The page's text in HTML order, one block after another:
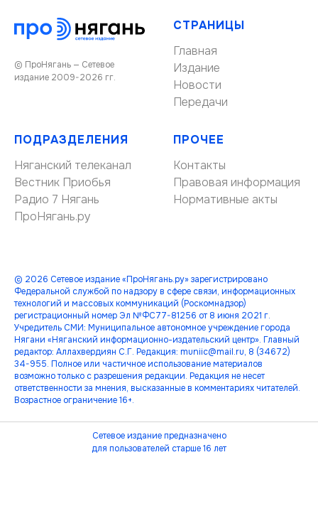
© ПроНягань — Сетевое
издание 2009-2026 гг.
СТРАНИЦЫ
Главная
Издание
Новости
Передачи
ПОДРАЗДЕЛЕНИЯ
Няганский телеканал
Вестник Приобья
Радио 7 Нягань
ПроНягань.ру
ПРОЧЕЕ
Контакты
Правовая информация
Нормативные акты
© 2026 Сетевое издание «ПроНягань.ру» зарегистрировано
Федеральной службой по надзору в сфере связи, информационных
технологий и массовых коммуникаций (Роскомнадзор)
регистрационный номер Эл №ФС77-81256 от 8 июня 2021 г.
Учредитель СМИ: Муниципальное автономное учреждение города
Нягани «Няганский информационно-издательский центр». Главный
редактор: Аллахвердиян С.Г. Редакция: muniic@mail.ru, 8 (34672)
34-955. Полное или частичное использование материалов
возможно только с разрешения редакции. Редакция не несет
ответственности за мнения, высказанные в комментариях читателей.
Возрастное ограничение 16+.
Сетевое издание предназначено
для пользователей старше 16 лет